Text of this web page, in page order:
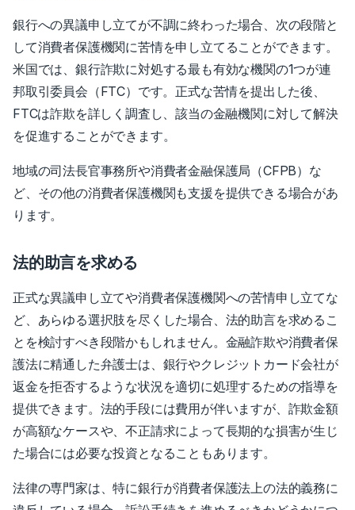
銀行への異議申し立てが不調に終わった場合、次の段階と
して消費者保護機関に苦情を申し立てることができます。
米国では、銀行詐欺に対処する最も有効な機関の1つが連
邦取引委員会（FTC）です。正式な苦情を提出した後、
FTCは詐欺を詳しく調査し、該当の金融機関に対して解決
を促進することができます。
地域の司法長官事務所や消費者金融保護局（CFPB）な
ど、その他の消費者保護機関も支援を提供できる場合があ
ります。
法的助言を求める
正式な異議申し立てや消費者保護機関への苦情申し立てな
ど、あらゆる選択肢を尽くした場合、法的助言を求めるこ
とを検討すべき段階かもしれません。金融詐欺や消費者保
護法に精通した弁護士は、銀行やクレジットカード会社が
返金を拒否するような状況を適切に処理するための指導を
提供できます。法的手段には費用が伴いますが、詐欺金額
が高額なケースや、不正請求によって長期的な損害が生じ
た場合には必要な投資となることもあります。
法律の専門家は、特に銀行が消費者保護法上の法的義務に